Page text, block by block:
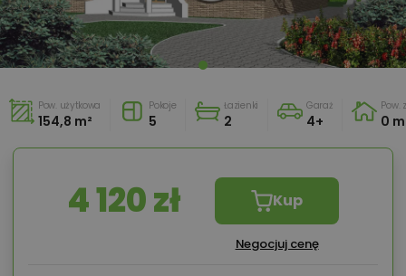
Pow. użytkowa
154,8 m²
Pokoje
5
Łazienki
2
Garaż
4+
Pow.
0
4 120 zł Kup
Negocjuj cenę